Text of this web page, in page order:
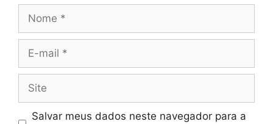
mail
Salvar meus dados neste navegador para a